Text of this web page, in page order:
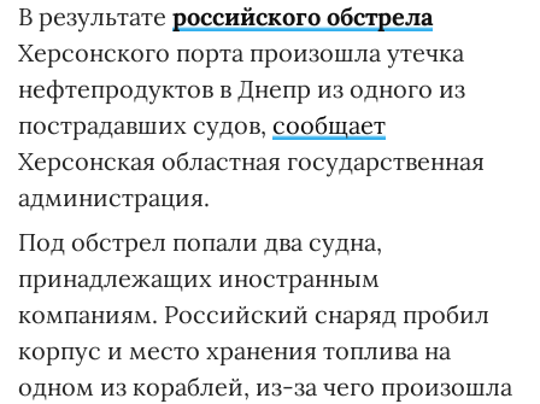
В результате российского обстрела
Херсонского порта произошла утечка
нефтепродуктов в Днепр из одного из
пострадавших судов, сообщает
Херсонская областная государственная
администрация.
Под обстрел попали два судна,
принадлежащих иностранным
компаниям. Российский снаряд пробил
корпус и место хранения топлива на
одном из кораблей, из-за чего произошла